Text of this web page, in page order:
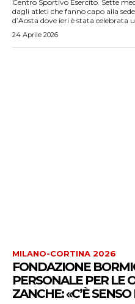
Centro Sportivo Esercito. Sette
dagli atleti che fanno capo alla
d’Aosta dove ieri è stata celebrata
24 Aprile 2026
MILANO-CORTINA 2026
FONDAZIONE
PERSONALE PER LE
ZANCHE: «C’È